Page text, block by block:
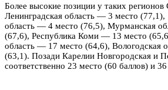
Более высокие позиции у таких регионов
Ленинградская область — 3 место (77,1),
область — 4 место (76,5), Мурманская
(67,6), Республика Коми — 13 место
область — 17 место (64,6), Вологодская
(63,1). Позади Карелии Новгородская и
соответственно 23 место (60 баллов) и